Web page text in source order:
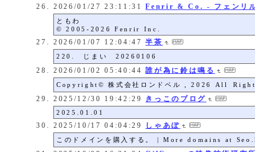
2026/01/27 23:11:31 Fenrir & Co. - フェンリ
ともわ
© 2005-2026 Fenrir Inc.
2026/01/07 12:04:47 半茶
220. じまい 20260106
2026/01/02 05:40:44 誰が為に鈴は鳴る
Copyright© 株式会社ロンドベル , 2026 All
2025/12/30 19:42:29 きっこのブログ
2025.01.01
2025/10/17 04:04:29 しゃあぽ
このドメインを購入する。 | More domains at